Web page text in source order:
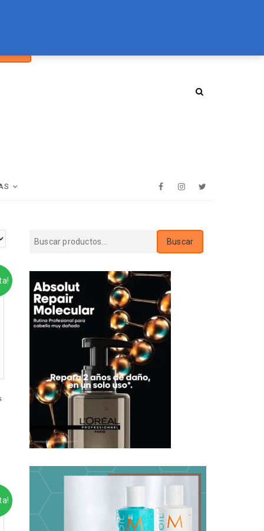
FacebookInstagram
Buscar